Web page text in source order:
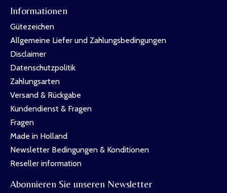
Informationen
Gütezeichen
Allgemeine Liefer und Zahlungsbedingungen
Disclaimer
Datenschutzpolitik
Zahlungsarten
Versand & Rückgabe
Kundendienst & Fragen
Fragen
Made in Holland
Newsletter Bedingungen & Konditionen
Reseller information
Abonnieren Sie unseren Newsletter